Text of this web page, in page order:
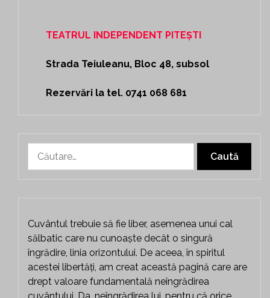
TEATRUL INDEPENDENT PITEȘTI
Strada Teiuleanu, Bloc 48, subsol
Rezervări la tel. 0741 068 681
după:
Cuvântul trebuie să fie liber, asemenea unui cal
sălbatic care nu cunoaște decât o singură
îngrădire, linia orizontului. De aceea, în spiritul
acestei libertăți, am creat această pagină care are
drept valoare fundamentală neîngrădirea